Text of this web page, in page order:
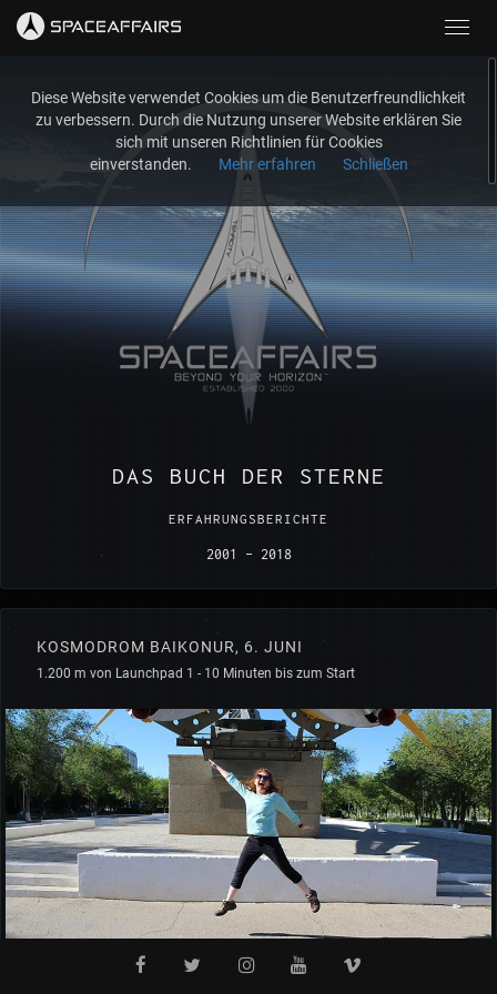
DAS BUCH DER STERNE
ERFAHRUNGSBERICHTE
2001 - 2018
KOSMODROM BAIKONUR, 6. JUNI
1.200 m von Launchpad 1 - 10 Minuten bis zum Start
Diese Website verwendet Cookies um die Benutzerfreundlichkeit
zu verbessern. Durch die Nutzung unserer Website erklären Sie
sich mit unseren Richtlinien für Cookies
einverstanden.
Mehr erfahren Schließen